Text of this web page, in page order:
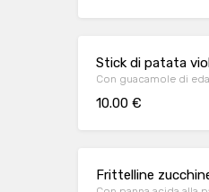
Stick di patata
Con guacamole di
10.00 €
Frittelline